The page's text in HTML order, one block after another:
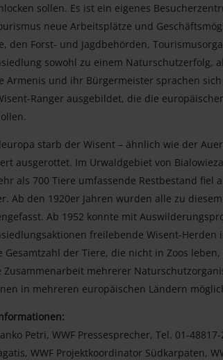
sollen. Es ist ein eigenes
neue Arbeitsplätze und
den Forst- und Jagdbehörden,
sowohl zu einem Naturschutzerfolg,
Armenis und ihr Bürgermeister sprachen
Ranger ausgebildet, die die
starb der Wisent – ähnlich wie der
ausgerottet. Im Urwaldgebiet von
als 700 Tiere umfassende Restbestand
Ab den 1920er Jahren wurden alle zu
Ab 1952 konnte mit
freilebende Wisent-
Gesamtzahl der Tiere, die nicht in Zoos
Zusammenarbeit mehrerer
in mehreren europäischen Ländern
Petri, WWF Pressesprecher, Tel. 01-
WWF Projektkoordinator Südkarpaten,